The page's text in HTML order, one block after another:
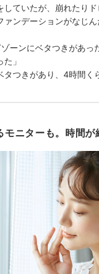
していたが、崩れたり
ァンデーションがなじ
ゾーンにベタつきがあっ
」
タつきがあり、4時間く
モニターも。時間が